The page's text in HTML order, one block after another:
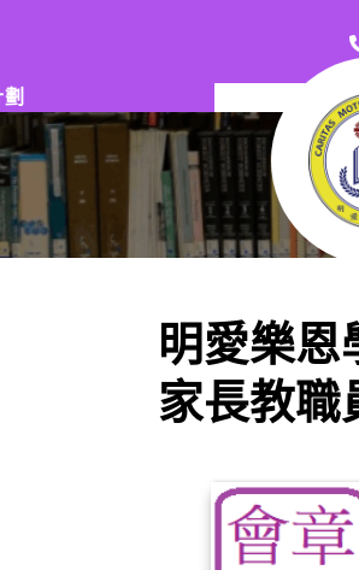
明愛樂恩
家長教職